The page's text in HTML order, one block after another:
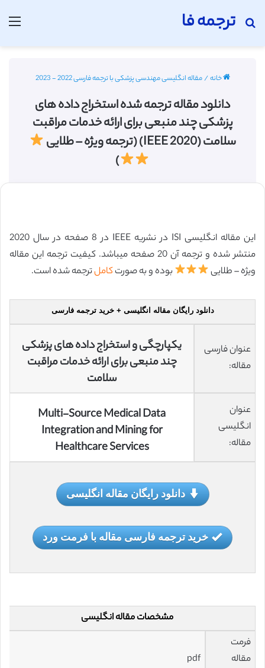
ترجمه فا
جستجو برای
خانه/مقاله انگلیسی مهندسی پزشکی با ترجمه فارسی 2022 - 2023
دانلود مقاله ترجمه شده استخراج داده های
پزشکی چند منبعی برای ارائه خدمات مراقبت
سلامت (IEEE 2020) (ترجمه ویژه – طلایی
)
این مقاله انگلیسی ISI در نشریه IEEE در 8 صفحه در سال 2020
منتشر شده و ترجمه آن 20 صفحه میباشد. کیفیت ترجمه این مقاله
ویژه – طلایی
بوده و به صورتکاملترجمه شده است.
دانلود رایگان مقاله انگلیسی + خرید ترجمه فارسی
عنوان فارسی
مقاله:
یکپارچگی و استخراج داده های پزشکی
چند منبعی برای ارائه خدمات مراقبت
سلامت
عنوان
انگلیسی
مقاله:
Multi-Source Medical Data
Integration and Mining for
Healthcare Services
دانلود رایگان مقاله انگلیسی
خرید ترجمه فارسی مقاله با فرمت ورد
مشخصات مقاله انگلیسی
فرمت
مقاله
pdf